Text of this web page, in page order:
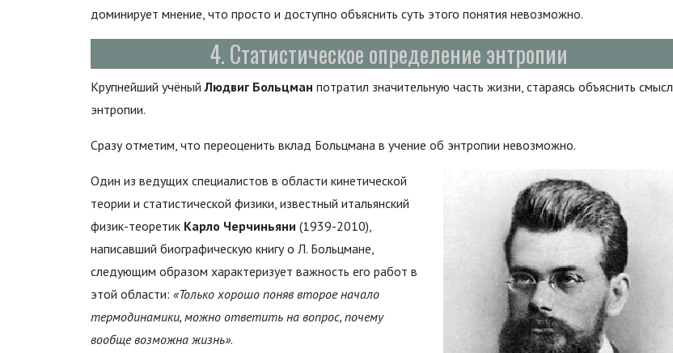
доминирует мнение, что просто и доступно объяснить суть этого понятия невозможно.
4. Статистическое определение энтропии
Крупнейший учёныйЛюдвиг Больцман потратил значительную часть жизни, стараясь объяснить смысл
энтропии.
Сразу отметим, что переоценить вклад Больцмана в учение об энтропии невозможно.
Один из ведущих специалистов в области кинетической
теории и статистической физики, известный итальянский
физик-теоретик Карло Черчиньяни (1939-2010),
написавший биографическую книгу о Л. Больцмане,
следующим образом характеризует важность его работ в
этой области: «Только хорошо поняв второе начало
термодинамики, можно ответить на вопрос, почему
вообще возможна жизнь».